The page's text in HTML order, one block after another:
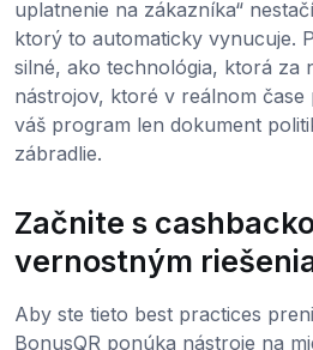
uplatnenie na zákazníka“
ktorý to automaticky vynucuje.
silné, ako technológia, ktorá za
nástrojov, ktoré v reálnom čase
váš program len dokument
zábradlie.
Začnite s
vernostným
Aby ste tieto best practices
BonusQR ponúka nástroje na